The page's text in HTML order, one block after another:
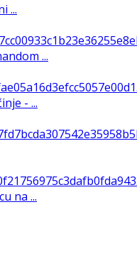
...
...
- ...
na ...